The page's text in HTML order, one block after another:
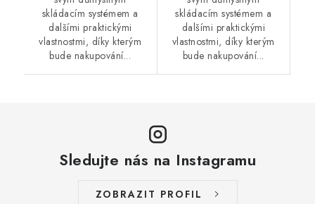
skládacím systémem a
dalšími praktickými
vlastnostmi, díky kterým
bude nakupování...
skládacím systémem a
dalšími praktickými
vlastnostmi, díky kterým
bude nakupování...
Sledujte nás na Instagramu
ZOBRAZIT PROFIL